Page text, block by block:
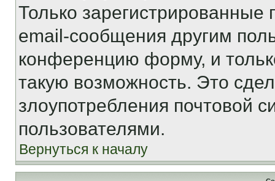
Только зарегистрированные
email-сообщения другим
конференцию форму, и
такую возможность. Это
злоупотребления почтовой
пользователями.
Вернуться к началу